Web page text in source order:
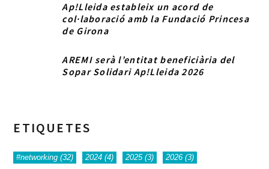
Ap!Lleida estableix un acord de
col·laboració amb la Fundació Princesa
de Girona
AREMI serà l’entitat beneficiària del
Sopar Solidari Ap!Lleida 2026
ETIQUETES
#networking (32) 2024 (4) 2025(3) 2026 (3)